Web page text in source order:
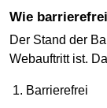
Wie
Der Stand der
Webauftritt ist.
Barrierefrei